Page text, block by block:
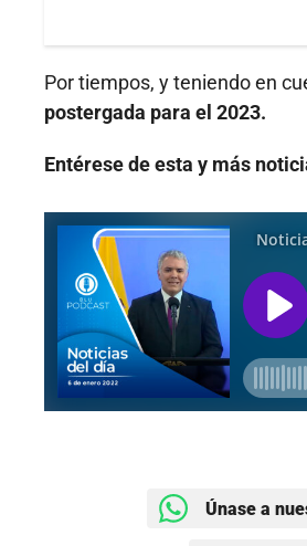
Por tiempos, y teniendo en
postergada para el 2023.
Entérese de esta y más
Únase a